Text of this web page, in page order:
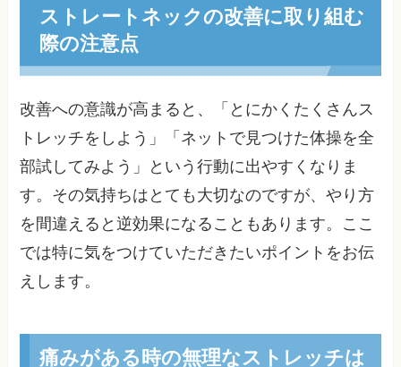
ストレートネックの改善に取り組む
際の注意点
改善への意識が高まると、「とにかくたくさんス
トレッチをしよう」「ネットで見つけた体操を全
部試してみよう」という行動に出やすくなりま
す。その気持ちはとても大切なのですが、やり方
を間違えると逆効果になることもあります。ここ
では特に気をつけていただきたいポイントをお伝
えします。
痛みがある時の無理なストレッチは